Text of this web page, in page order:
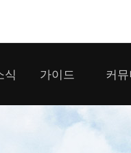
배틀그라
패스 오브
식 가이드 커
플레이